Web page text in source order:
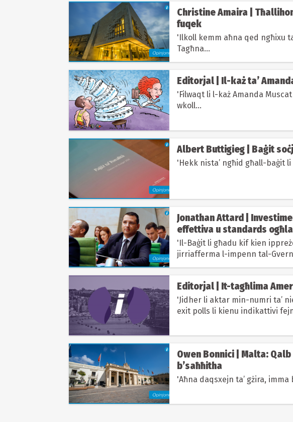
Christine Amaira |
fuqek
'Ilkoll kemm aħna qed ngħixu
Tagħna...
Editorjal | Il-każ ta’
'Filwaqt li l-każ Amanda
wkoll...
Albert Buttigieg | Baġit
'Hekk nista’ ngħid għall-baġit
Jonathan Attard |
effettiva u standards
u l-kostruzzjoni
'Il-Baġit li għadu kif kien
jirriafferma l-impenn tal-
sinifikanti fis-Settur...
Editorjal | It-tagħlima
'Jidher li aktar min-numri ta’
exit polls li kienu indikattivi
Owen Bonnici | Malta:
b’saħħitha
'Aħna daqsxejn ta’ gżira, imma